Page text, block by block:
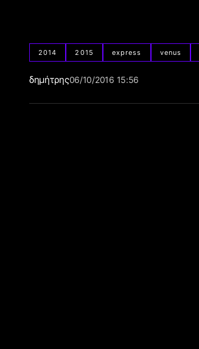
2014 2015 express venus
δημήτρης06/10/2016 15:56